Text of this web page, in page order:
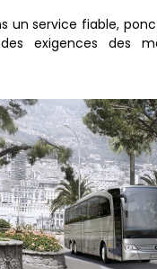
un service fiable,
exigences des